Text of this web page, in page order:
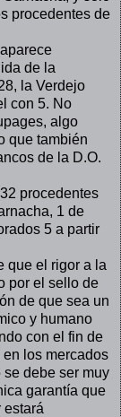
procedentes de
de la
la Verdejo
con 5. No
algo
que también
de la D.O.
procedentes
1 de
5 a partir
que el rigor a la
por el sello de
de que sea un
y humano
con el fin de
los mercados
debe ser muy
garantía que
estará